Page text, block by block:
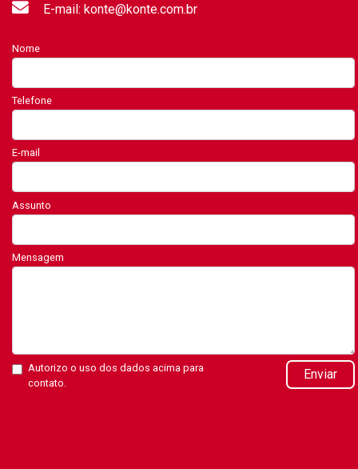
E-mail: konte@konte.com.br
Nome
Telefone
E-mail
Assunto
Mensagem
Autorizo o uso dos dados acima para
contato.
Enviar